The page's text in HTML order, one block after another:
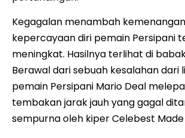
Kegagalan menambah
kepercayaan diri pemain Persipani
meningkat. Hasilnya terlihat di
Berawal dari sebuah kesalahan dari
pemain Persipani Mario Deal
tembakan jarak jauh yang gagal
sempurna oleh kiper Celebest Made